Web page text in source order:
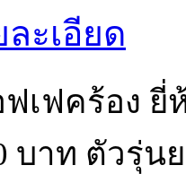
ละเอียด
เฟคร้อง ยี่
บาท ตัวรุ่